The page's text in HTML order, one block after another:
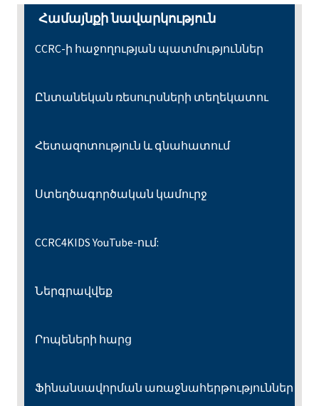
Համայնքի նավարկություն
CCRC-ի հաջողության պատմություններ
Ընտանեկան ռեսուրսների տեղեկատու
Հետազոտություն և գնահատում
Ստեղծագործական կամուրջ
CCRC4KIDS YouTube-ում:
Ներգրավվեք
Րոպեների հարց
Ֆինանսավորման առաջնահերթություններ